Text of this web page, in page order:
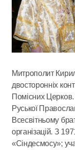
Митрополит
двосторонніх
Помісних
Руської
Всесвітньому
організацій. З
«Сіндесмосу»;